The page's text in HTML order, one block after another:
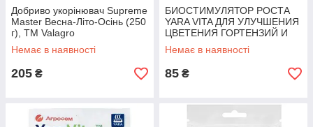
Добриво укорінювач Supreme
Master Весна-Літо-Осінь (250
г), ТМ Valagro
Немає в наявності
205 ₴
БИОСТИМУЛЯТОР РОСТА
YARA VITA ДЛЯ УЛУЧШЕНИЯ
ЦВЕТЕНИЯ ГОРТЕНЗИЙ И
МАГНОЛИЙ 20 МЛ
Немає в наявності
85 ₴